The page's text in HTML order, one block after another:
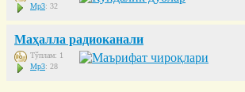
Mp3: 32
Маҳалла радиоканали
Тўплам: 1
Mp3: 28